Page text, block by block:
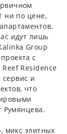
ни по цене,
идут лишь
Group
с
Residence
и
что
Румянцева.
микс элитных